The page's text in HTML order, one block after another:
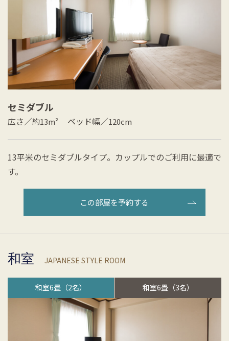
セミダブル
広さ／約13m² ベッド幅／120cm
13平米のセミダブルタイプ。カップルでのご利用に最適で
す。
この部屋を予約する
和室 JAPANESE STYLE ROOM
和室6畳（2名） 和室6畳（3名）